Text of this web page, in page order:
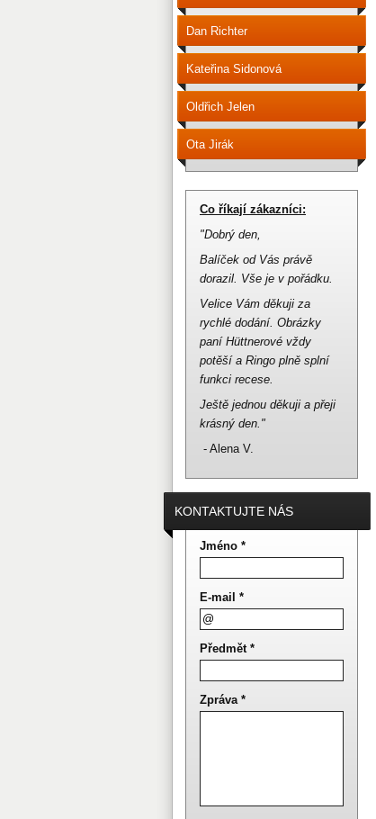
Dan Richter
Kateřina Sidonová
Oldřich Jelen
Ota Jirák
Co říkají zákazníci:
"Dobrý den,
Balíček od Vás právě
dorazil. Vše je v pořádku.
Velice Vám děkuji za
rychlé dodání. Obrázky
paní Hüttnerové vždy
potěší a Ringo plně splní
funkci recese.
Ještě jednou děkuji a přeji
krásný den."
- Alena V.
KONTAKTUJTE NÁS
Jméno *
E-mail *
Předmět *
Zpráva *